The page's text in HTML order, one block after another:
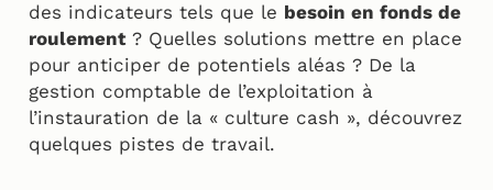
des indicateurs tels que le besoin en fonds de
roulement? Quelles solutions mettre en place
pour anticiper de potentiels aléas ? De la
gestion comptable de l’exploitation à
l’instauration de la « culture cash », découvrez
quelques pistes de travail.